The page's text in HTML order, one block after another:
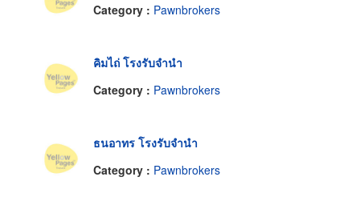
Category : Pawnbrokers
คิมไถ่ โรงรับจำนำ
Category : Pawnbrokers
ธนอาทร โรงรับจำนำ
Category : Pawnbrokers